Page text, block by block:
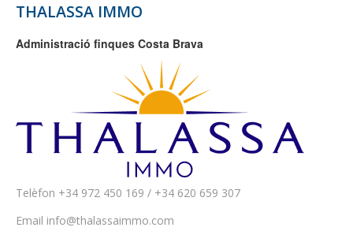
THALASSA IMMO
Administració finques Costa Brava
Telèfon +34 972 450 169 / +34 620 659 307
Email info@thalassaimmo.com